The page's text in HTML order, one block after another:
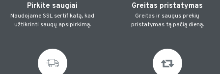
Pirkite saugiai
Naudojame SSL sertifikatą, kad
užtikrinti saugų apsipirkimą.
Greitas pristatymas
Greitas ir saugus prekių
pristatymas tą pačią dieną.